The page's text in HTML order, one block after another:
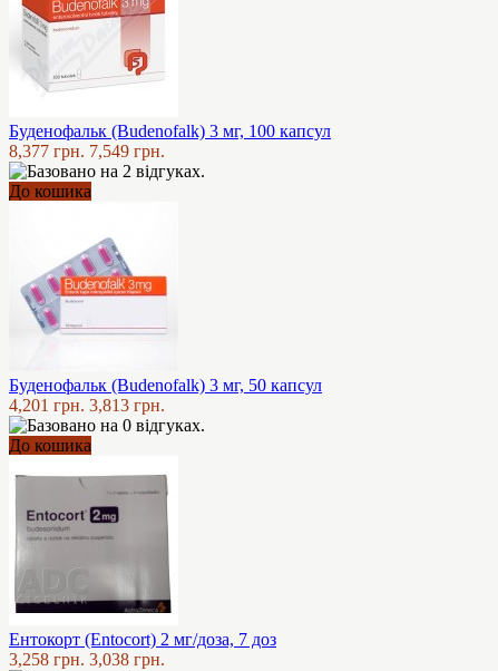
Буденофальк (Budenofalk) 3 мг, 100 капсул
8,377 грн. 7,549 грн.
До кошика
Буденофальк (Budenofalk) 3 мг, 50 капсул
4,201 грн. 3,813 грн.
До кошика
Ентокорт (Entocort) 2 мг/доза, 7 доз
3,258 грн. 3,038 грн.